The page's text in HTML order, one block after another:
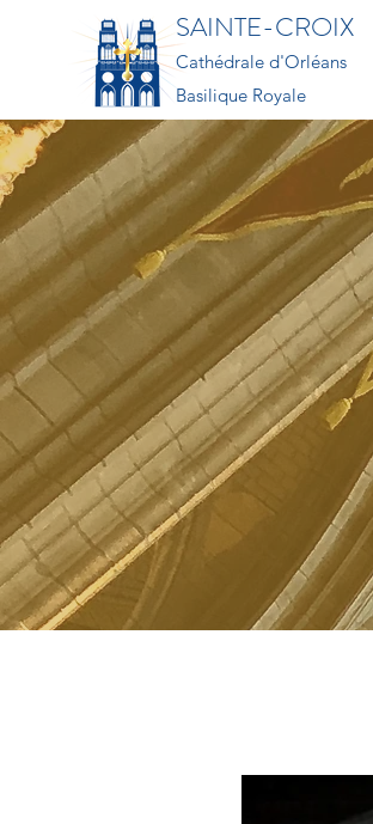
SAINTE-CROIX
Cathédrale d'Orléans
Basilique Royale